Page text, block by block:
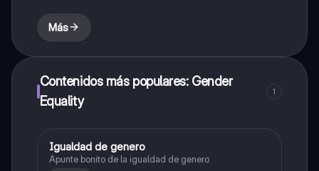
Más
Contenidos más populares: Gender
Equality
1
Formación Cívica y Ética
Igualdad de genero
Apunte bonito de la igualdad de genero